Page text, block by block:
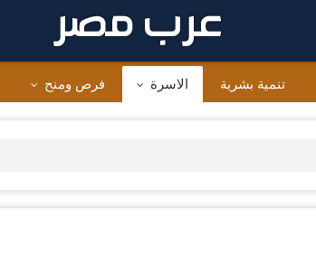
تنمية بشرية الاسرة فرص ومنح